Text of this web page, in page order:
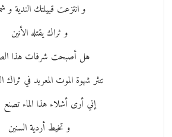
و انتزعت قبيلتك الندية و
و ثراك يقتله الأنين
هل أصبحت شرفات هذا
تنثر شهوة الموت المعربد في ثراك
إني أرى أشلاء هذا الماء
و تخيط أردية السنين